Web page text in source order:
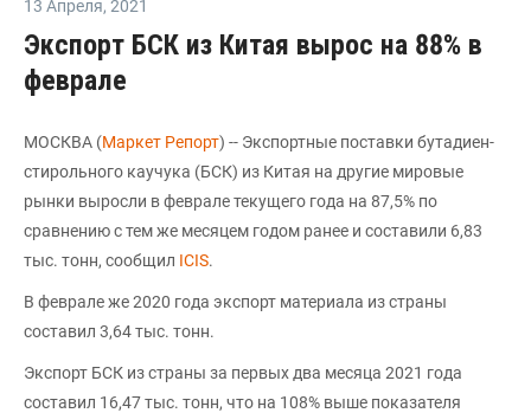
13 Апреля, 2021
Экспорт БСК из Китая вырос на 88% в
феврале
МОСКВА (Маркет Репорт) -- Экспортные поставки бутадиен-
стирольного каучука (БСК) из Китая на другие мировые
рынки выросли в феврале текущего года на 87,5% по
сравнению с тем же месяцем годом ранее и составили 6,83
тыс. тонн, сообщил ICIS.
В феврале же 2020 года экспорт материала из страны
составил 3,64 тыс. тонн.
Экспорт БСК из страны за первых два месяца 2021 года
составил 16,47 тыс. тонн, что на 108% выше показателя